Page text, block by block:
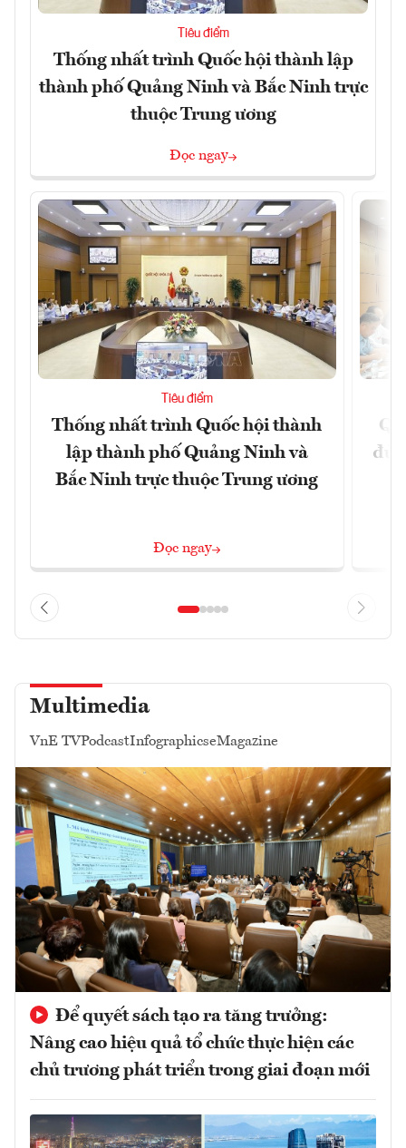
Tiêu điểm
Thống nhất trình Quốc hội thành lập
thành phố Quảng Ninh và Bắc Ninh trực
thuộc Trung ương
Đọc ngay
Tiêu điểm
Thống nhất trình Quốc hội thành
lập thành phố Quảng Ninh và
Bắc Ninh trực thuộc Trung ương
Đọc ngay
đủ
Multimedia
VnE TVPodcastInfographicseMagazine
Để quyết sách tạo ra tăng trưởng:
Nâng cao hiệu quả tổ chức thực hiện các
chủ trương phát triển trong giai đoạn mới